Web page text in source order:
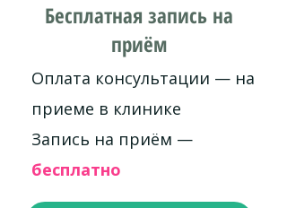
Бесплатная запись на
приём
Оплата консультации — на
приеме в клинике
Запись на приём —
бесплатно